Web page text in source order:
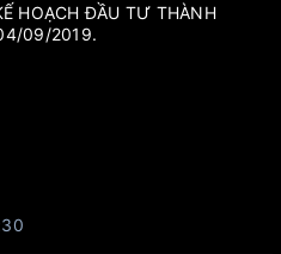
HOẠCH ĐẦU TƯ THÀNH
09/2019.